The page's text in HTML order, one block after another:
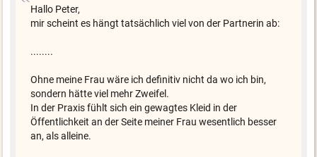
Hallo Peter,
mir scheint es hängt tatsächlich viel von der Partnerin ab:
........
Ohne meine Frau wäre ich definitiv nicht da wo ich bin,
sondern hätte viel mehr Zweifel.
In der Praxis fühlt sich ein gewagtes Kleid in der
Öffentlichkeit an der Seite meiner Frau wesentlich besser
an, als alleine.